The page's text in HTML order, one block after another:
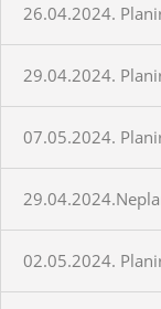
26.04.2024.
29.04.2024.
07.05.2024.
02.05.2024.